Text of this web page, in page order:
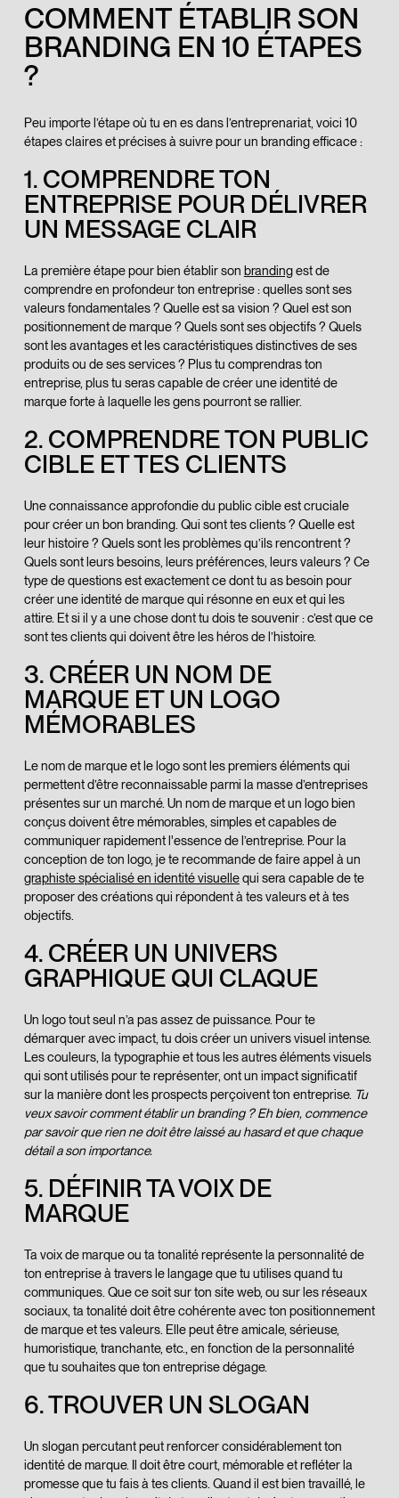
COMMENT ÉTABLIR SON
BRANDING EN 10 ÉTAPES
?
Peu importe l’étape où tu en es dans l’entreprenariat, voici 10
étapes claires et précises à suivre pour un branding efficace :
1. COMPRENDRE TON
ENTREPRISE POUR DÉLIVRER
UN MESSAGE CLAIR
La première étape pour bien établir son brandingest de
comprendre en profondeur ton entreprise : quelles sont ses
valeurs fondamentales ? Quelle est sa vision ? Quel est son
positionnement de marque ? Quels sont ses objectifs ? Quels
sont les avantages et les caractéristiques distinctives de ses
produits ou de ses services ? Plus tu comprendras ton
entreprise, plus tu seras capable de créer une identité de
marque forte à laquelle les gens pourront se rallier.
2. COMPRENDRE TON PUBLIC
CIBLE ET TES CLIENTS
Une connaissance approfondie du public cible est cruciale
pour créer un bon branding. Qui sont tes clients ? Quelle est
leur histoire ? Quels sont les problèmes qu’ils rencontrent ?
Quels sont leurs besoins, leurs préférences, leurs valeurs ? Ce
type de questions est exactement ce dont tu as besoin pour
créer une identité de marque qui résonne en eux et qui les
attire. Et si il y a une chose dont tu dois te souvenir : c’est que ce
sont tes clients qui doivent être les héros de l’histoire.
3. CRÉER UN NOM DE
MARQUE ET UN LOGO
MÉMORABLES
Le nom de marque et le logo sont les premiers éléments qui
permettent d’être reconnaissable parmi la masse d’entreprises
présentes sur un marché. Un nom de marque et un logo bien
conçus doivent être mémorables, simples et capables de
communiquer rapidement l'essence de l’entreprise. Pour la
conception de ton logo, je te recommande de faire appel à un
graphiste spécialisé en identité visuellequi sera capable de te
proposer des créations qui répondent à tes valeurs et à tes
objectifs.
4. CRÉER UN UNIVERS
GRAPHIQUE QUI CLAQUE
Un logo tout seul n’a pas assez de puissance. Pour te
démarquer avec impact, tu dois créer un univers visuel intense.
Les couleurs, la typographie et tous les autres éléments visuels
qui sont utilisés pour te représenter, ont un impact significatif
sur la manière dont les prospects perçoivent ton entreprise. Tu
veux savoir comment établir un branding ? Eh bien, commence
par savoir que rien ne doit être laissé au hasard et que chaque
détail a son importance.
5. DÉFINIR TA VOIX DE
MARQUE
Ta voix de marque ou ta tonalité représente la personnalité de
ton entreprise à travers le langage que tu utilises quand tu
communiques. Que ce soit sur ton site web, ou sur les réseaux
sociaux, ta tonalité doit être cohérente avec ton positionnement
de marque et tes valeurs. Elle peut être amicale, sérieuse,
humoristique, tranchante, etc., en fonction de la personnalité
que tu souhaites que ton entreprise dégage.
6. TROUVER UN SLOGAN
Un slogan percutant peut renforcer considérablement ton
identité de marque. Il doit être court, mémorable et refléter la
promesse que tu fais à tes clients. Quand il est bien travaillé, le